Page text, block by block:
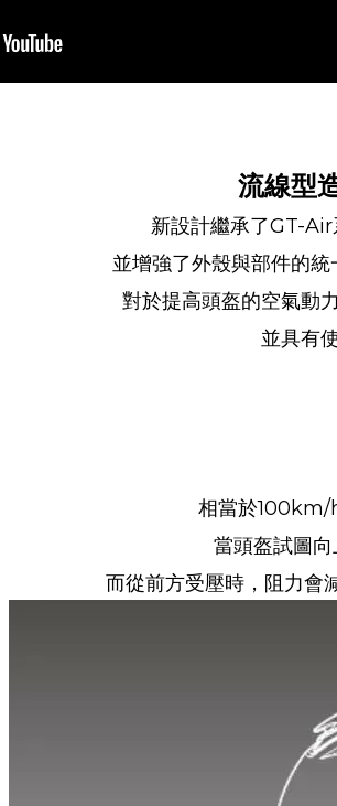
流線型
新設計繼承了GT-Air
並增強了外殼與部件的
對於提高頭盔的空氣動
並具有
相當於100km/
當頭盔試圖向
而從前方受壓時，阻力會